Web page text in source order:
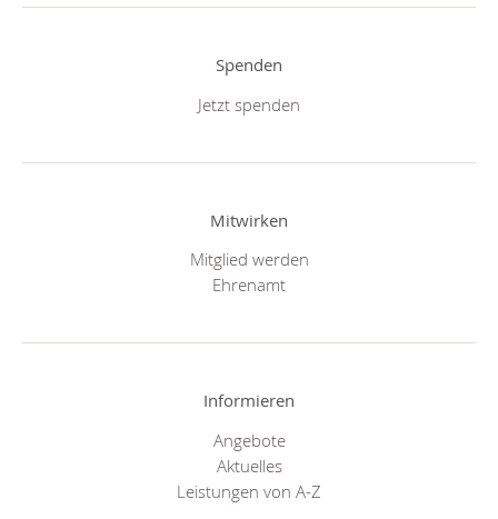
Spenden
Jetzt spenden
Mitwirken
Mitglied werden
Ehrenamt
Informieren
Angebote
Aktuelles
Leistungen von A-Z